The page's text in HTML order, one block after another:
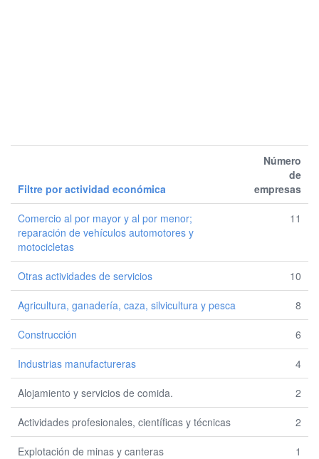
Filtre por actividad económica
Número
de
empresas
Comercio al por mayor y al por menor;
reparación de vehículos automotores y
motocicletas
11
Otras actividades de servicios 10
Agricultura, ganadería, caza, silvicultura y pesca 8
Construcción 6
Industrias manufactureras 4
Alojamiento y servicios de comida. 2
Actividades profesionales, científicas y técnicas 2
Explotación de minas y canteras 1